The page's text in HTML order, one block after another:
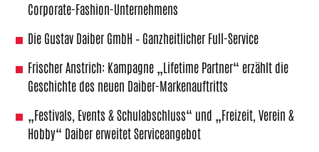
Corporate-Fashion-Unternehmens
Die Gustav Daiber GmbH – Ganzheitlicher Full-Service
Frischer Anstrich: Kampagne „Lifetime Partner“ erzählt die
Geschichte des neuen Daiber-Markenauftritts
„Festivals, Events & Schulabschluss“ und „Freizeit, Verein &
Hobby“ Daiber erweitet Serviceangebot